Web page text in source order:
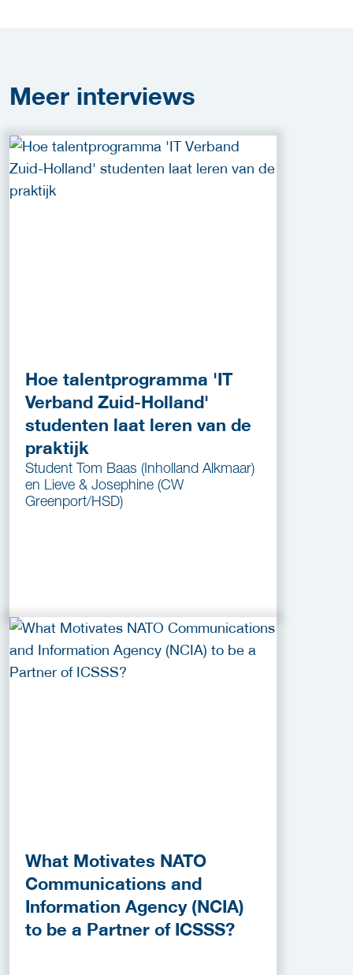
Meer interviews
Hoe talentprogramma 'IT
Verband Zuid-Holland'
studenten laat leren van de
praktijk
Student Tom Baas (Inholland Alkmaar)
en Lieve & Josephine (CW
Greenport/HSD)
What Motivates NATO
Communications and
Information Agency (NCIA)
to be a Partner of ICSSS?